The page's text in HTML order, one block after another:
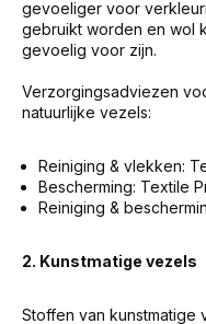
gevoeliger voor
gebruikt worden en wol
gevoelig voor zijn.
Verzorgingsadviezen
natuurlijke vezels:
Reiniging & vlekken:
Bescherming: Textile
Reiniging &
2. Kunstmatige vezels
Stoffen van kunstmatige